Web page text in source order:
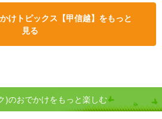
けトピックス【甲信越】をもっと
見る
)のおでかけをもっと楽しむ